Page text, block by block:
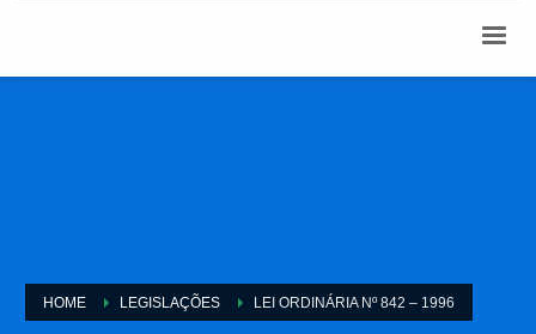
HOME LEGISLAÇÕES LEI ORDINÁRIA Nº 842 – 1996